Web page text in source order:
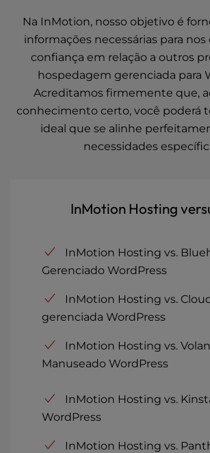
Na InMotion, nosso objetivo é
informações necessárias para
confiança em relação a outros
hospedagem gerenciada para
Acreditamos firmemente que,
conhecimento certo, você poderá
ideal que se alinhe
necessidades
InMotion Hosting
InMotion Hosting vs.
Gerenciado WordPress
InMotion Hosting vs.
gerenciada WordPress
InMotion Hosting vs.
Manuseado WordPress
InMotion Hosting vs.
WordPress
InMotion Hosting vs.